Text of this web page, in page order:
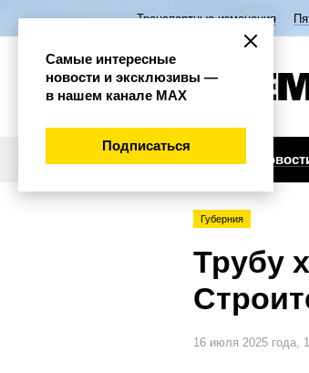
Транспортные изменения
Губерния
Трубу
16 июля 2025 года,
Самые интересные
новости и эксклюзивы —
в нашем канале МАХ
Подписаться